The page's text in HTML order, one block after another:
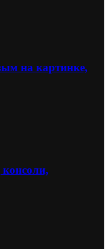
на картинке,